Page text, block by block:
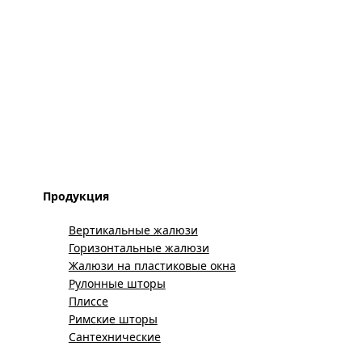
Продукция
Вертикальные жалюзи
Горизонтальные жалюзи
Жалюзи на пластиковые окна
Рулонные шторы
Плиссе
Римские шторы
Сантехнические